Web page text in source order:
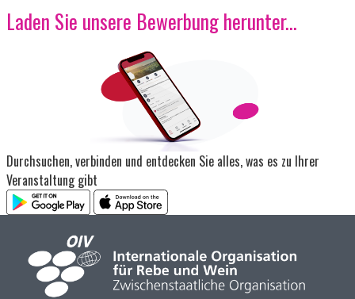
Laden Sie unsere Bewerbung herunter...
Durchsuchen, verbinden und entdecken Sie alles, was es zu Ihrer
Veranstaltung gibt